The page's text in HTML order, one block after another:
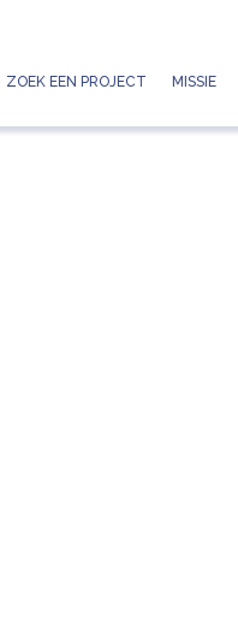
ZOEK EEN PROJECT MISSIE